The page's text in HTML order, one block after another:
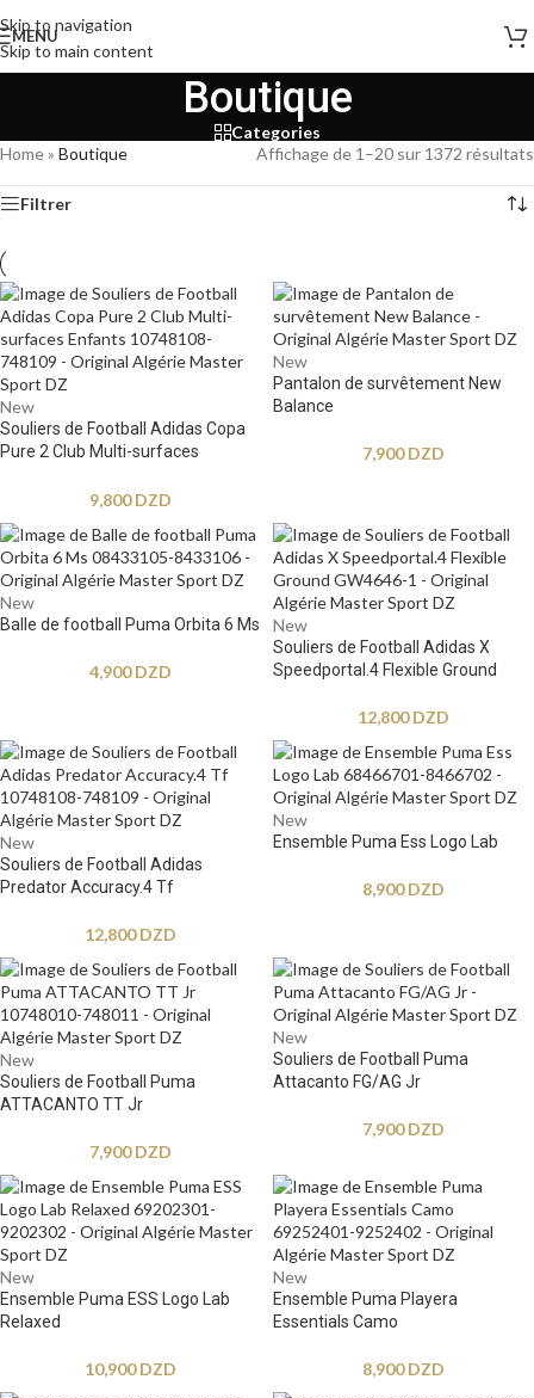
Skip to navigation
Skip to main content
MENU
Boutique
Categories
Home» Boutique Affichage de 1–20 sur 1372 résultats
Filtrer
New
Souliers de Football Adidas Copa
Pure 2 Club Multi-surfaces
9,800DZD
New
Pantalon de survêtement New
Balance
7,900DZD
New
Balle de football Puma Orbita 6 Ms
4,900DZD
New
Souliers de Football Adidas X
Speedportal.4 Flexible Ground
12,800DZD
New
Souliers de Football Adidas
Predator Accuracy.4 Tf
12,800DZD
New
Ensemble Puma Ess Logo Lab
8,900DZD
New
Souliers de Football Puma
ATTACANTO TT Jr
7,900DZD
New
Souliers de Football Puma
Attacanto FG/AG Jr
7,900DZD
New
Ensemble Puma ESS Logo Lab
Relaxed
10,900DZD
New
Ensemble Puma Playera
Essentials Camo
8,900DZD